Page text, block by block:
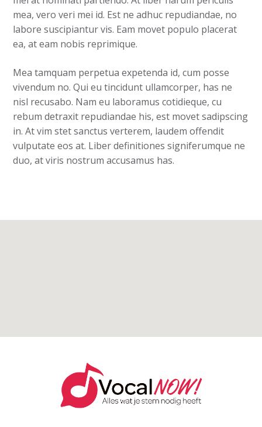
mea, vero veri mei id. Est ne adhuc repudiandae, no
labore suscipiantur vis. Eam movet populo placerat
ea, at eam nobis reprimique.
Mea tamquam perpetua expetenda id, cum posse
vivendum no. Qui eu tincidunt ullamcorper, has ne
nisl recusabo. Nam eu laboramus cotidieque, cu
rebum detraxit repudiandae his, est movet sadipscing
in. At vim stet sanctus verterem, laudem offendit
vulputate eos at. Liber definitiones signiferumque ne
duo, at viris nostrum accusamus has.